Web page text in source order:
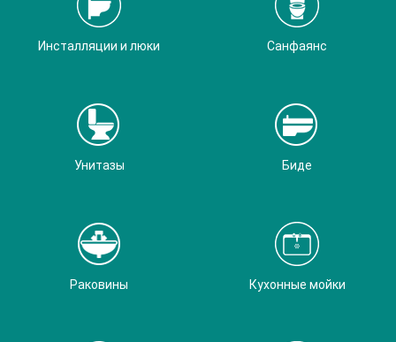
Инсталляции и люки Санфаянс
Унитазы Биде
Раковины Кухонные мойки